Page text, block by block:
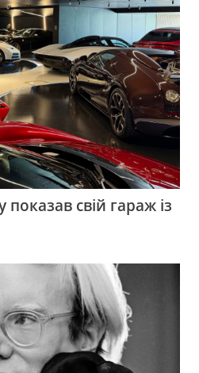
свій гараж із